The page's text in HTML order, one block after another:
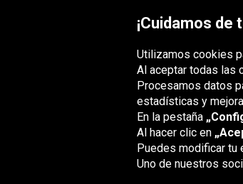
Grupo
Belgique
Česká
republika
¡Cuidamos de
Utilizamos cookies
Al aceptar todas las
Procesamos datos
estadísticas y
En la pestaña
Al hacer clic en
Puedes modificar tu
Uno de nuestros